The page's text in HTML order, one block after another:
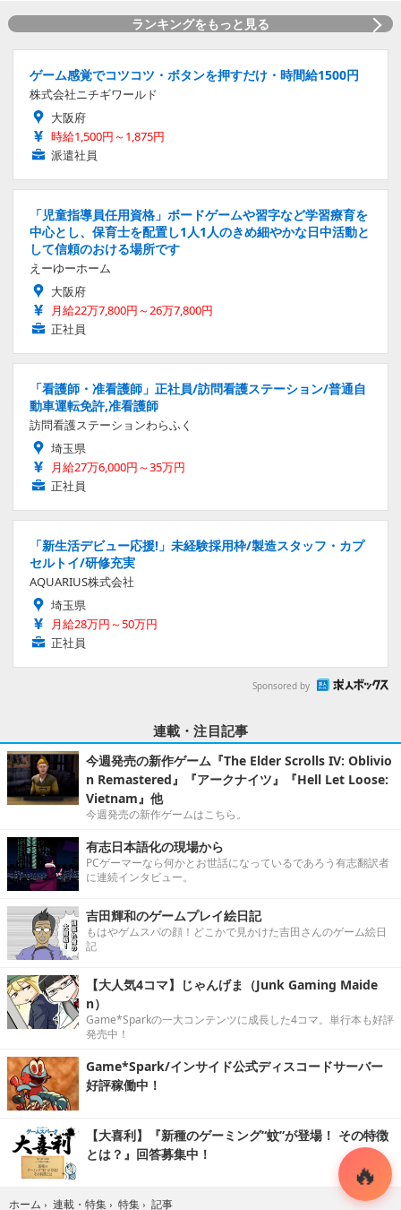
ランキングをもっと見る
ゲーム感覚でコツコツ・ボタンを押すだけ・時間給1500円
株式会社ニチギワールド
大阪府
時給1,500円～1,875円
派遣社員
「児童指導員任用資格」ボードゲームや習字など学習療育を
中心とし、保育士を配置し1人1人のきめ細やかな日中活動と
して信頼のおける場所です
えーゆーホーム
大阪府
月給22万7,800円～26万7,800円
正社員
「看護師・准看護師」正社員/訪問看護ステーション/普通自
動車運転免許,准看護師
訪問看護ステーションわらふく
埼玉県
月給27万6,000円～35万円
正社員
「新生活デビュー応援!」未経験採用枠/製造スタッフ・カプ
セルトイ/研修充実
AQUARIUS株式会社
埼玉県
月給28万円～50万円
正社員
Sponsored by
連載・注目記事
今週発売の新作ゲーム『The Elder Scrolls IV: Oblivio
n Remastered』『アークナイツ』『Hell Let Loose:
Vietnam』他
今週発売の新作ゲームはこちら。
有志日本語化の現場から
PCゲーマーなら何かとお世話になっているであろう有志翻訳者
に連続インタビュー。
吉田輝和のゲームプレイ絵日記
もはやゲムスパの顔！どこかで見かけた吉田さんのゲーム絵日
記
【大人気4コマ】じゃんげま（Junk Gaming Maide
n）
Game*Sparkの一大コンテンツに成長した4コマ。単行本も好評
発売中！
Game*Spark/インサイド公式ディスコードサーバー
好評稼働中！
【大喜利】『新種のゲーミング“蚊”が登場！ その特徴
とは？』回答募集中！
ホーム › 連載・特集 › 特集 › 記事